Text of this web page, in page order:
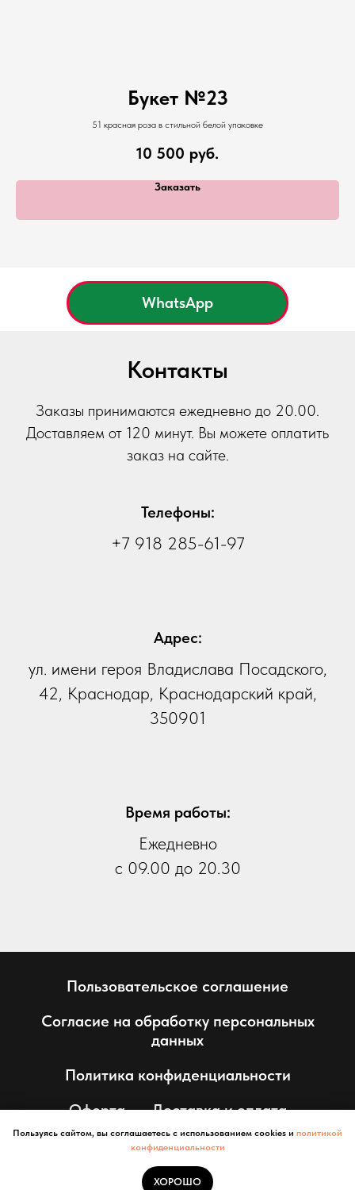
Букет №23
51 красная роза в стильной белой упаковке
10 500 руб.
Заказать
WhatsApp
Контакты
Заказы принимаются ежедневно до 20.00.
Доставляем от 120 минут. Вы можете оплатить
заказ на сайте.
Телефоны:
+7 918 285-61-97
Адрес:
ул. имени героя Владислава Посадского,
42, Краснодар, Краснодарский край,
350901
Время работы:
Ежедневно
с 09.00 до 20.30
Пользовательское соглашение
Согласие на обработку персональных
данных
Политика конфиденциальности
Оферта
Доставка и оплата
Интернет-магазин - «SANTINI-23»
Пользуясь сайтом, вы соглашаетесь с использованием cookies и политикой
конфиденциальности
ХОРОШО